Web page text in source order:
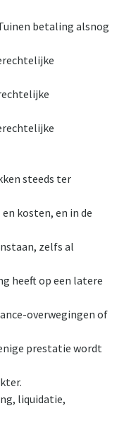
betaling alsnog
steeds ter
kosten, en in de
zelfs al
heeft op een latere
overwegingen of
prestatie wordt
liquidatie,